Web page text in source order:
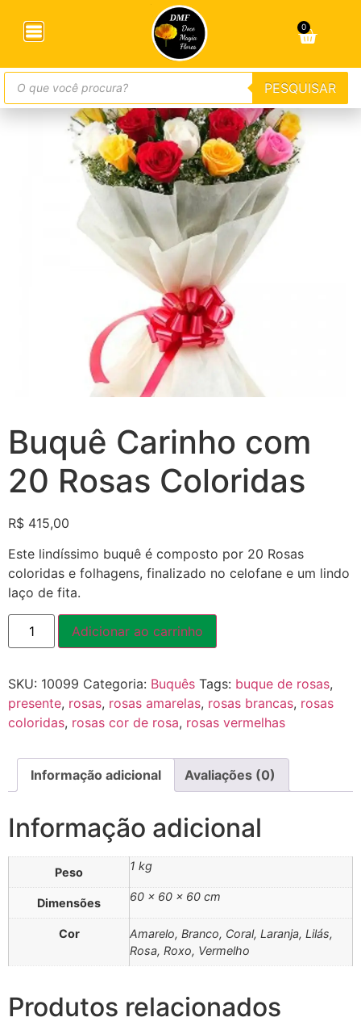
/ Buquê Carinho com 20 Rosas
Coloridas
Buquê Carinho com
20 Rosas Coloridas
R$ 415,00
Este lindíssimo buquê é composto por 20 Rosas
coloridas e folhagens, finalizado no celofane e um lindo
laço de fita.
Adicionar ao carrinho
SKU: 10099 Categoria: Buquês Tags: buque de rosas,
presente, rosas, rosas amarelas, rosas brancas, rosas
coloridas, rosas cor de rosa, rosas vermelhas
Informação adicional Avaliações (0)
Informação adicional
Peso 1 kg
Dimensões 60 × 60 × 60 cm
Cor
Amarelo, Branco, Coral, Laranja, Lilás,
Rosa, Roxo, Vermelho
Produtos relacionados
0
PESQUISAR